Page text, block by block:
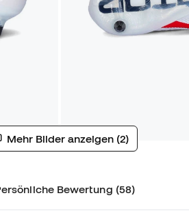
Mehr Bilder anzeigen (2)
Bewertung (58)